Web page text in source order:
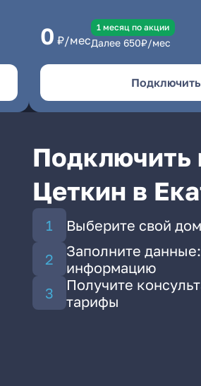
0 ₽/мес
1 месяц по акции
Далее 650₽/мес
Подключить
Подключить
Цеткин в
Выберите свой
Заполните
информацию
Получите
тарифы